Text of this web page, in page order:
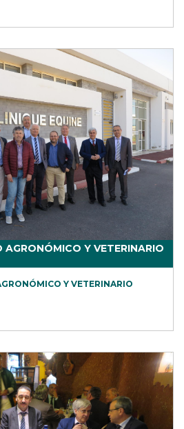
Y VETERINARIO
Y VETERINARIO